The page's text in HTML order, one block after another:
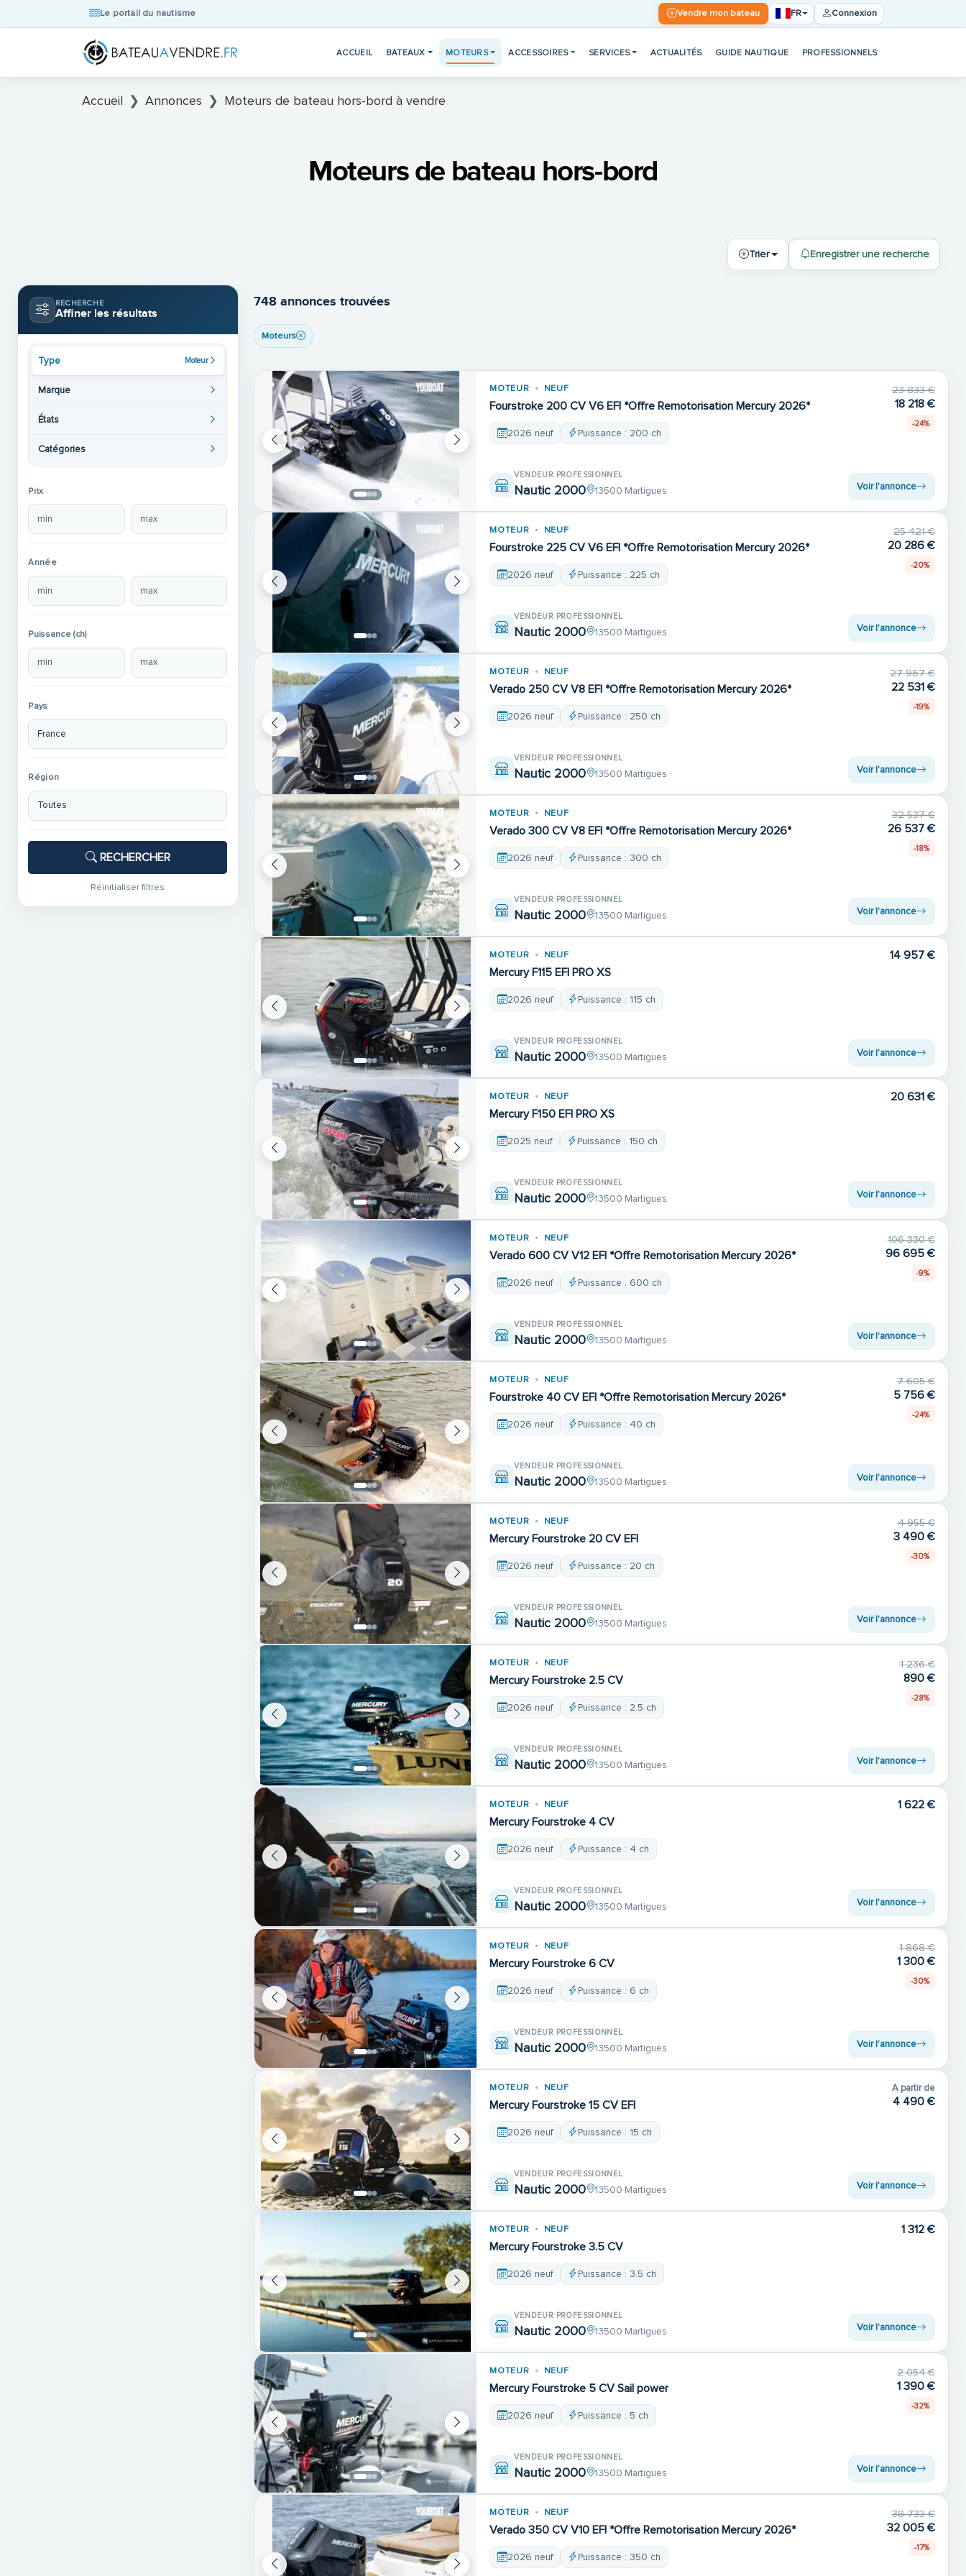
Le portail du nautisme Vendre mon bateau FR Connexion
ACCUEIL BATEAUX MOTEURS ACCESSOIRES SERVICES ACTUALITÉS GUIDE NAUTIQUE PROFESSIONNELS
Accueil Annonces Moteurs de bateau hors-bord à vendre
Moteurs de bateau hors-bord
Trier Enregistrer une recherche
RECHERCHE
Affiner les résultats
Type Moteur
Marque
États
Catégories
Prix
Année
Puissance (ch)
Pays
Région
RECHERCHER
Réinitialiser filtres
748 annonces trouvées
Moteurs
MOTEUR NEUF
Fourstroke 200 CV V6 EFI *Offre Remotorisation Mercury 2026*
23 833 €
18 218 €
-24%
2026 neuf Puissance : 200 ch
VENDEUR PROFESSIONNEL
Nautic 2000 13500 Martigues Voir l'annonce
MOTEUR NEUF
Fourstroke 225 CV V6 EFI *Offre Remotorisation Mercury 2026*
25 421 €
20 286 €
-20%
2026 neuf Puissance : 225 ch
VENDEUR PROFESSIONNEL
Nautic 2000 13500 Martigues Voir l'annonce
MOTEUR NEUF
Verado 250 CV V8 EFI *Offre Remotorisation Mercury 2026*
27 967 €
22 531 €
-19%
2026 neuf Puissance : 250 ch
VENDEUR PROFESSIONNEL
Nautic 2000 13500 Martigues Voir l'annonce
MOTEUR NEUF
Verado 300 CV V8 EFI *Offre Remotorisation Mercury 2026*
32 537 €
26 537 €
-18%
2026 neuf Puissance : 300 ch
VENDEUR PROFESSIONNEL
Nautic 2000 13500 Martigues Voir l'annonce
MOTEUR NEUF
Mercury F115 EFI PRO XS
14 957 €
2026 neuf Puissance : 115 ch
VENDEUR PROFESSIONNEL
Nautic 2000 13500 Martigues Voir l'annonce
MOTEUR NEUF
Mercury F150 EFI PRO XS
20 631 €
2025 neuf Puissance : 150 ch
VENDEUR PROFESSIONNEL
Nautic 2000 13500 Martigues Voir l'annonce
MOTEUR NEUF
Verado 600 CV V12 EFI *Offre Remotorisation Mercury 2026*
106 330 €
96 695 €
-9%
2026 neuf Puissance : 600 ch
VENDEUR PROFESSIONNEL
Nautic 2000 13500 Martigues Voir l'annonce
MOTEUR NEUF
Fourstroke 40 CV EFI *Offre Remotorisation Mercury 2026*
7 605 €
5 756 €
-24%
2026 neuf Puissance : 40 ch
VENDEUR PROFESSIONNEL
Nautic 2000 13500 Martigues Voir l'annonce
MOTEUR NEUF
Mercury Fourstroke 20 CV EFI
4 955 €
3 490 €
-30%
2026 neuf Puissance : 20 ch
VENDEUR PROFESSIONNEL
Nautic 2000 13500 Martigues Voir l'annonce
MOTEUR NEUF
Mercury Fourstroke 2.5 CV
1 236 €
890 €
-28%
2026 neuf Puissance : 2.5 ch
VENDEUR PROFESSIONNEL
Nautic 2000 13500 Martigues Voir l'annonce
MOTEUR NEUF
Mercury Fourstroke 4 CV
1 622 €
2026 neuf Puissance : 4 ch
VENDEUR PROFESSIONNEL
Nautic 2000 13500 Martigues Voir l'annonce
MOTEUR NEUF
Mercury Fourstroke 6 CV
1 868 €
1 300 €
-30%
2026 neuf Puissance : 6 ch
VENDEUR PROFESSIONNEL
Nautic 2000 13500 Martigues Voir l'annonce
MOTEUR NEUF
Mercury Fourstroke 15 CV EFI
A partir de
4 490 €
2026 neuf Puissance : 15 ch
VENDEUR PROFESSIONNEL
Nautic 2000 13500 Martigues Voir l'annonce
MOTEUR NEUF
Mercury Fourstroke 3.5 CV
1 312 €
2026 neuf Puissance : 3.5 ch
VENDEUR PROFESSIONNEL
Nautic 2000 13500 Martigues Voir l'annonce
MOTEUR NEUF
Mercury Fourstroke 5 CV Sail power
2 054 €
1 390 €
-32%
2026 neuf Puissance : 5 ch
VENDEUR PROFESSIONNEL
Nautic 2000 13500 Martigues Voir l'annonce
MOTEUR NEUF
Verado 350 CV V10 EFI *Offre Remotorisation Mercury 2026*
38 733 €
32 005 €
-17%
2026 neuf Puissance : 350 ch